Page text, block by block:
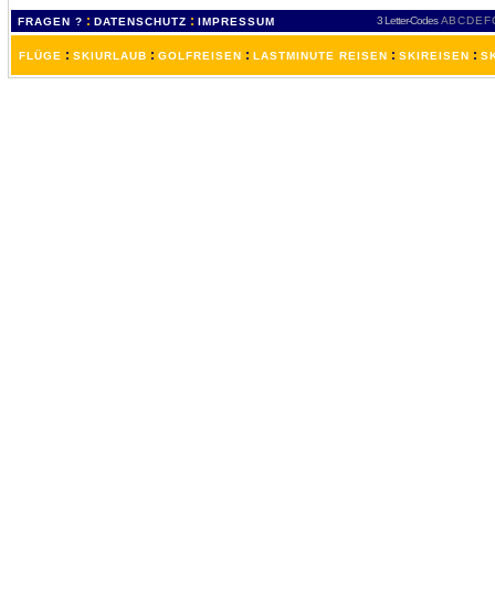
FRAGEN ? : DATENSCHUTZ : IMPRESSUM 3 Letter-Codes ABCDEF
FLÜGE : SKIURLAUB : GOLFREISEN : LASTMINUTE REISEN : SKIREISEN :